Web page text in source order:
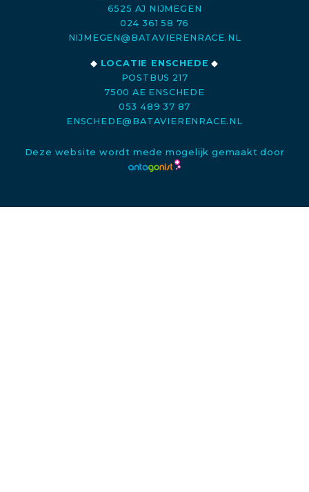
6525 AJ NIJMEGEN
024 361 58 76
NIJMEGEN@BATAVIERENRACE.NL
◆ LOCATIE ENSCHEDE ◆
POSTBUS 217
7500 AE ENSCHEDE
053 489 37 87
ENSCHEDE@BATAVIERENRACE.NL
Deze website wordt mede mogelijk gemaakt door